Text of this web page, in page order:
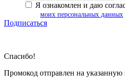
Я ознакомлен и даю
моих персональных данных
Подписаться
Спасибо!
Промокод отправлен на указанную